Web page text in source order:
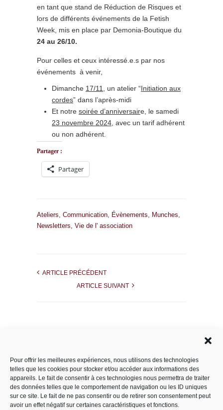
Pour offrir les meilleures expériences, nous utilisons des technologies
telles que les cookies pour stocker et/ou accéder aux informations des
appareils. Le fait de consentir à ces technologies nous permettra de traiter
des données telles que le comportement de navigation ou les ID uniques
sur ce site. Le fait de ne pas consentir ou de retirer son consentement peut
avoir un effet négatif sur certaines caractéristiques et fonctions.
en tant que stand de Réduction de Risques et
lors de différents événements de la Fetish
Week, mis en place par Demonia-Boutique du
24 au 26/10.
Pour celles et ceux intéressé.e.s par nos
événements à venir,
Dimanche 17/11 , un atelier “Initiation aux
cordes” dans l’après-midi
Et notre soirée d’anniversaire, le samedi
23 novembre 2024 , avec un tarif adhérent
ou non adhérent.
Partager :
Partager
Ateliers, Communication, Évènements, Munches,
Newsletters, Vie de l' association
ARTICLE PRÉCÉDENT
ARTICLE SUIVANT
Catégories